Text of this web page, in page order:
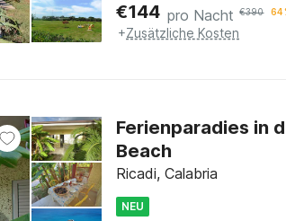
€144 pro Nacht €390 64
+Zusätzliche Kosten
Ferienparadies in
Beach
Ricadi, Calabria
NEU